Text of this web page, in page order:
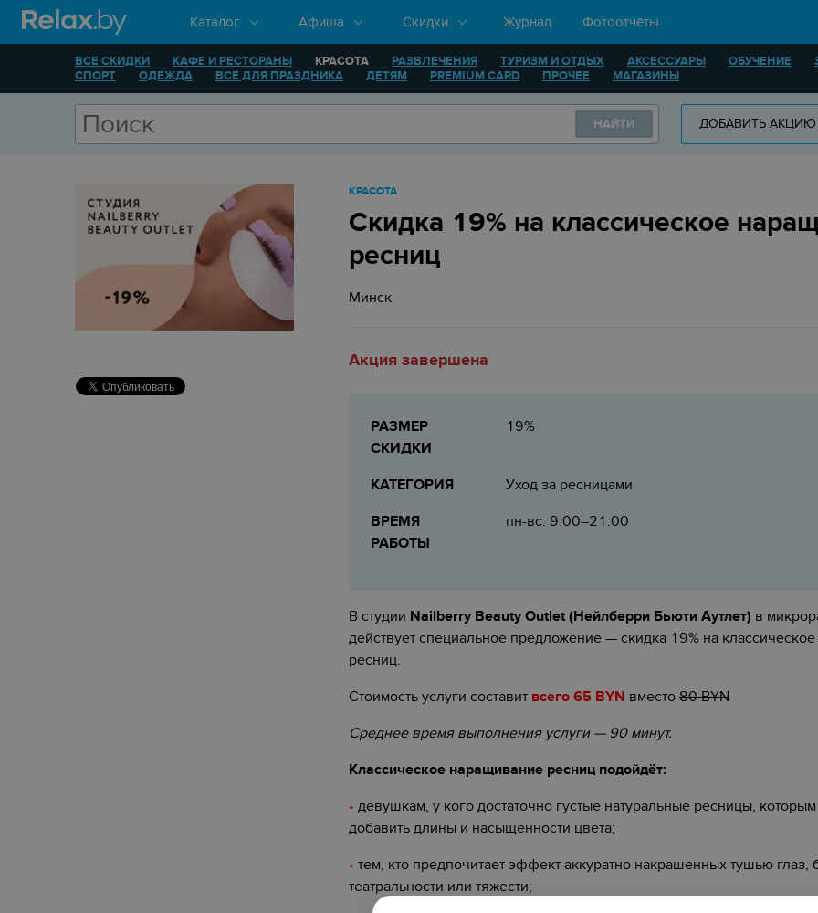
Каталог Афиша Скидки Журнал Фотоотчёты
ВСЕ СКИДКИ КАФЕ И РЕСТОРАНЫ КРАСОТА РАЗВЛЕЧЕНИЯ ТУРИЗМ И ОТДЫХ АКСЕССУАРЫ ОБУЧЕНИЕ
СПОРТ
ОДЕЖДА ВСЕ ДЛЯ ПРАЗДНИКА ДЕТЯМ PREMIUM CARD ПРОЧЕЕ МАГАЗИНЫ
НАЙТИ ДОБАВИТЬ АКЦИЮ
КРАСОТА
Скидка 19% на классическое
ресниц
Минск
Акция завершена
РАЗМЕР
СКИДКИ
19%
КАТЕГОРИЯ
Уход за ресницами
ВРЕМЯ
РАБОТЫ
пн-вс: 9:00–21:00
В студии Nailberry Beauty Outlet (Нейлберри Бьюти Аутлет) в
действует специальное предложение — скидка 19% на
ресниц.
Стоимость услуги составит всего 65 BYN вместо 80 BYN
Среднее время выполнения услуги — 90 минут.
Классическое наращивание ресниц подойдёт:
• девушкам, у кого достаточно густые натуральные ресницы, которым
добавить длины и насыщенности цвета;
• тем, кто предпочитает эффект аккуратно накрашенных тушью глаз,
театральности или тяжести;